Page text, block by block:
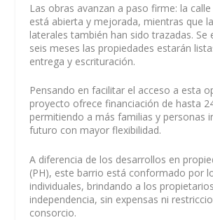
Las obras avanzan a paso firme: la
está abierta y mejorada, mientras que
laterales también han sido trazadas. Se
seis meses las propiedades estarán
entrega y escrituración.
Pensando en facilitar el acceso a esta
proyecto ofrece financiación de hasta
permitiendo a más familias y personas
futuro con mayor flexibilidad.
A diferencia de los desarrollos en
(PH), este barrio está conformado por
individuales, brindando a los
independencia, sin expensas ni
consorcio.